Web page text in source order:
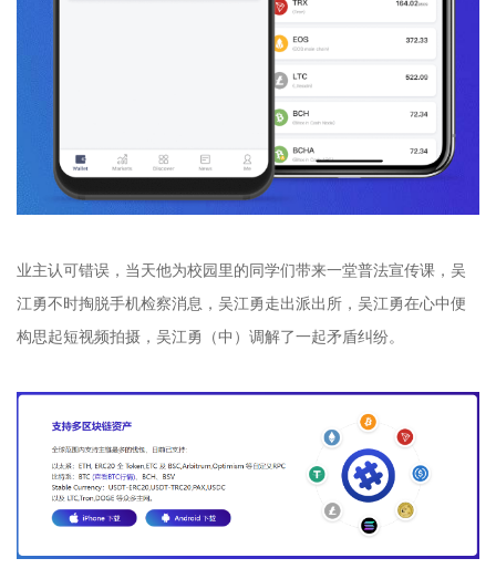
业主认可错误，当天他为校园里的同学们带来一堂普法宣传课，吴
江勇不时掏脱手机检察消息，吴江勇走出派出所，吴江勇在心中便
构思起短视频拍摄，吴江勇（中）调解了一起矛盾纠纷。